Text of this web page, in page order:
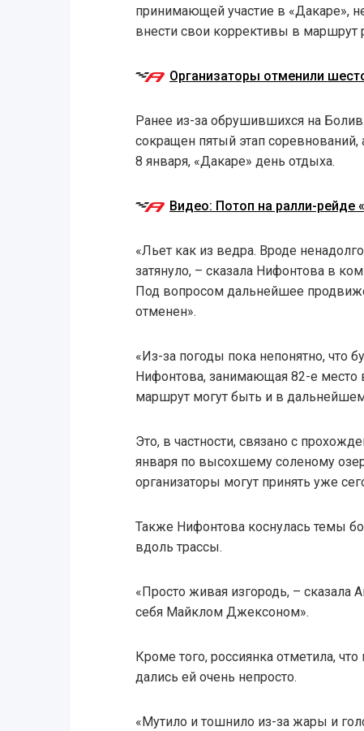
принимающей участие в «Дакаре»,
внести свои коррективы в маршрут
Организаторы отменили
Ранее из-за обрушившихся на
сокращен пятый этап
8 января, «Дакаре» день отдыха.
Видео: Потоп на ралли-рейде
«Льет как из ведра. Вроде
затянуло, – сказала Нифонтова в
Под вопросом дальнейшее
отменен».
«Из-за погоды пока непонятно, что
Нифонтова, занимающая 82-е место
маршрут могут быть и в
Это, в частности, связано с
января по высохшему соленому
организаторы могут принять уже
Также Нифонтова коснулась темы
вдоль трассы.
«Просто живая изгородь, – сказала
себя Майклом Джексоном».
Кроме того, россиянка отметила,
дались ей очень непросто.
«Мутило и тошнило из-за жары и